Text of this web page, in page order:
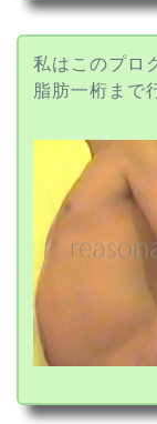
私はこのプロ
脂肪一桁まで